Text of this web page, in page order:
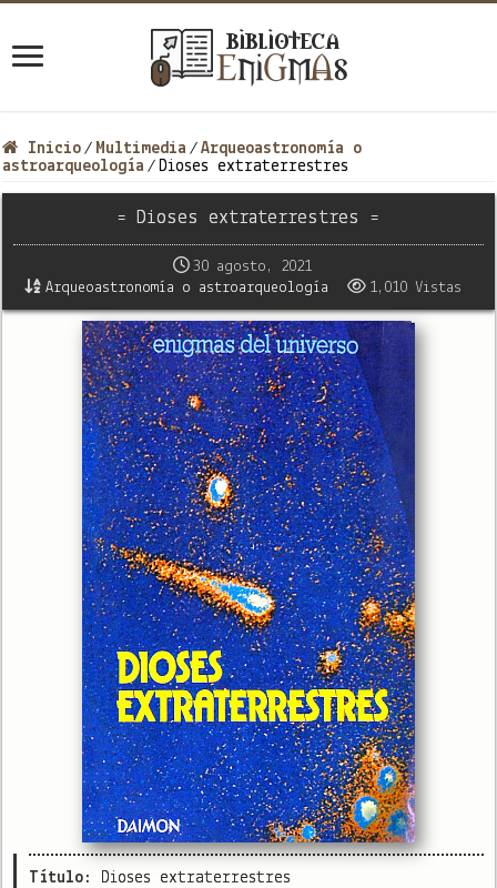
Inicio / Multimedia / Arqueoastronomía o
astroarqueología / Dioses extraterrestres
= Dioses extraterrestres =
30 agosto, 2021
Arqueoastronomía o astroarqueología
1,010 Vistas
Título: Dioses extraterrestres